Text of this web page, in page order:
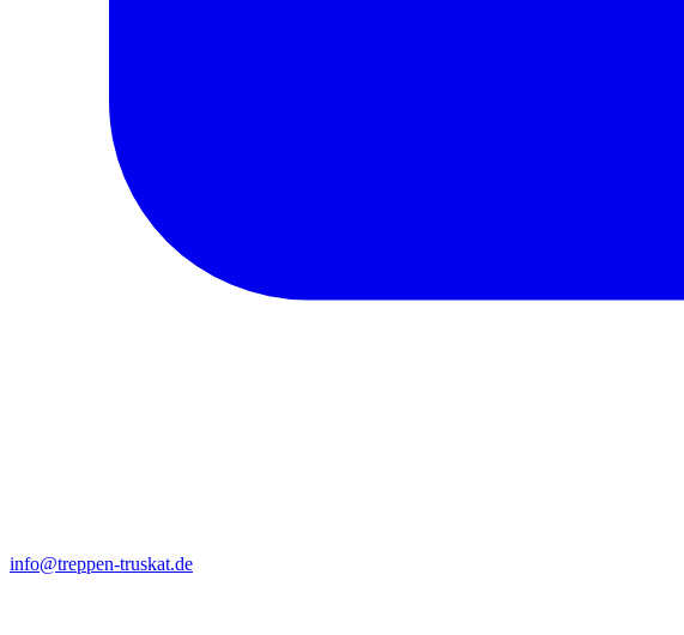
info@treppen-truskat.de